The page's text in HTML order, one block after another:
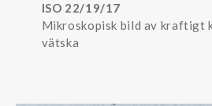
ISO 22/19/17
Mikroskopisk bild av kraftigt
vätska